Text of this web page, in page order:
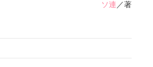
ソ連 ／著